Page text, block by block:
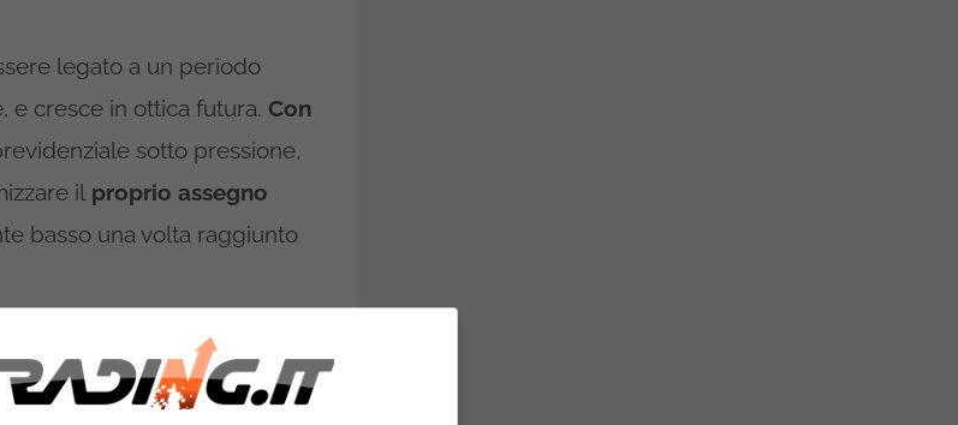
legato a un periodo
e cresce in ottica futura. Con
sotto pressione,
il proprio assegno
basso una volta raggiunto
base è rappresentata dalla
non tutti conoscono ma che